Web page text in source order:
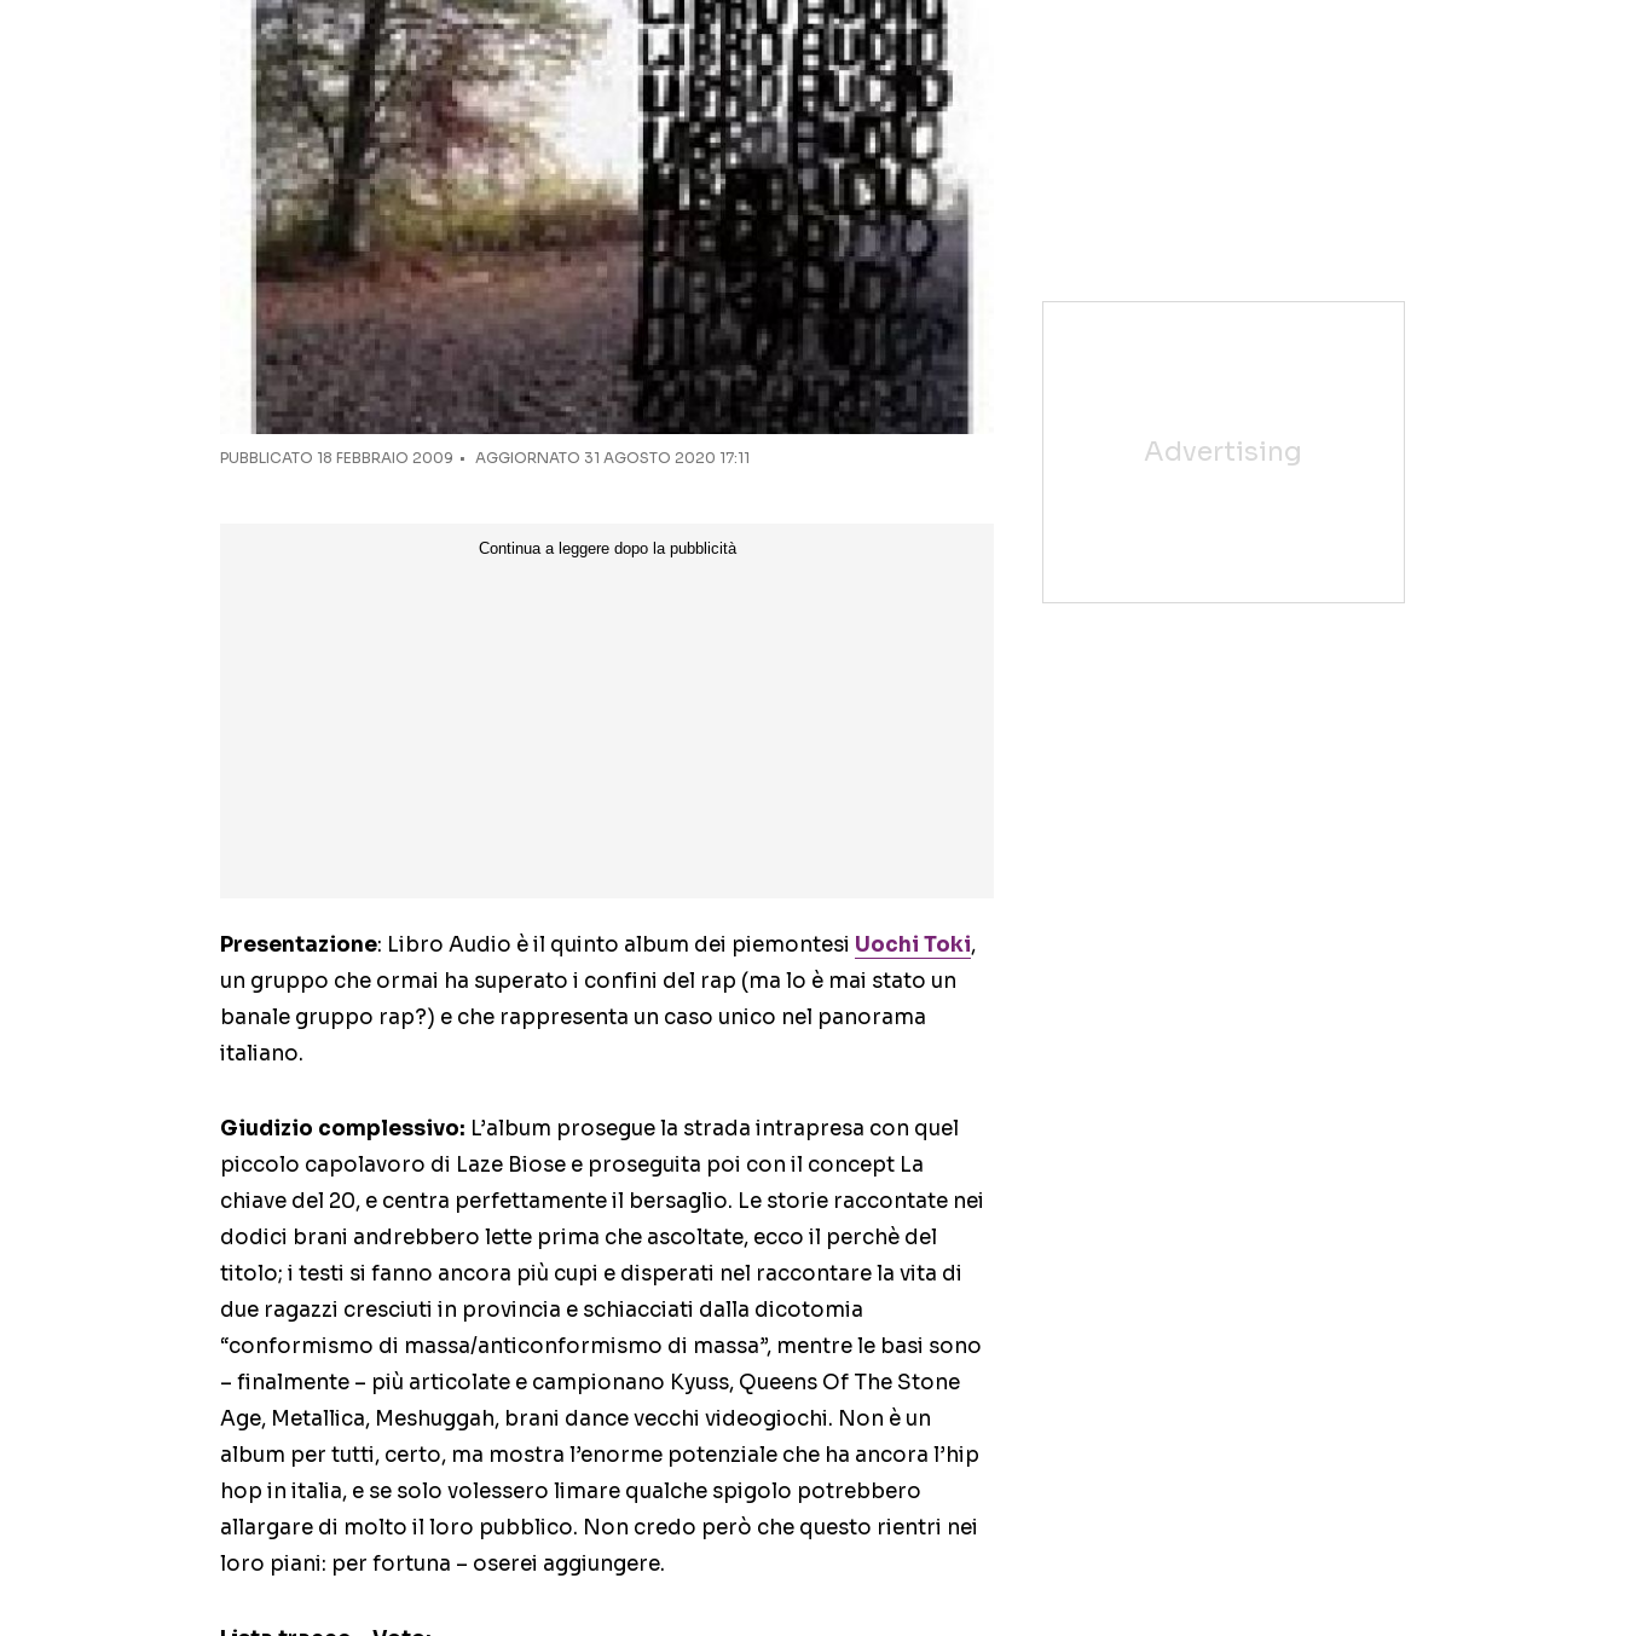
PUBBLICATO 18 FEBBRAIO 2009 AGGIORNATO 31 AGOSTO 2020 17:11
Presentazione: Libro Audio è il quinto album dei piemontesi Uochi Toki,
un gruppo che ormai ha superato i confini del rap (ma lo è mai stato un
banale gruppo rap?) e che rappresenta un caso unico nel panorama
italiano.
Giudizio complessivo: L’album prosegue la strada intrapresa con quel
piccolo capolavoro di Laze Biose e proseguita poi con il concept La
chiave del 20, e centra perfettamente il bersaglio. Le storie raccontate nei
dodici brani andrebbero lette prima che ascoltate, ecco il perchè del
titolo; i testi si fanno ancora più cupi e disperati nel raccontare la vita di
due ragazzi cresciuti in provincia e schiacciati dalla dicotomia
“conformismo di massa/anticonformismo di massa”, mentre le basi sono
– finalmente – più articolate e campionano Kyuss, Queens Of The Stone
Age, Metallica, Meshuggah, brani dance vecchi videogiochi. Non è un
album per tutti, certo, ma mostra l’enorme potenziale che ha ancora l’hip
hop in italia, e se solo volessero limare qualche spigolo potrebbero
allargare di molto il loro pubblico. Non credo però che questo rientri nei
loro piani: per fortuna – oserei aggiungere.